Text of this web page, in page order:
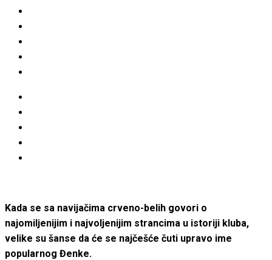
Kada se sa navijačima crveno-belih govori o
najomiljenijim i najvoljenijim strancima u istoriji kluba,
velike su šanse da će se najčešće čuti upravo ime
popularnog Đenke.